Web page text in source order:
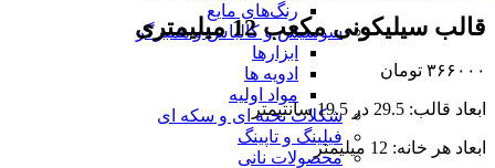
رنگ‌های مایع
سوسیس و کالباس و همبرگر
ابزارها
ادویه ها
مواد اولیه
شکلات تخته ای و سکه ای
فیلینگ و تاپینگ
محصولات نانی
قالب سیلیکونی مکعب 12 میلیمتری
۳۶۶۰۰۰ تومان
ابعاد قالب: 29.5 در 19.5 سانتیمتر
ابعاد هر خانه: 12 میلیمتر